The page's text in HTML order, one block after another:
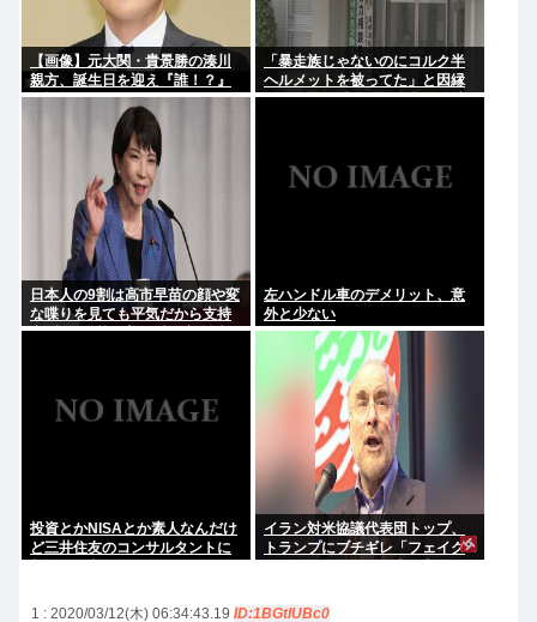
【画像】元大関・貴景勝の湊川
親方、誕生日を迎え『誰！？』
と話題に
「暴走族じゃないのにコルク半
ヘルメットを被ってた」と因縁
つけて暴行 少年らと父親(37)逮
日本人の9割は高市早苗の顔や変
な喋りを見ても平気だから支持
率9割。学校の美術科と音楽科は
左ハンドル車のデメリット、意
外と少ない
投資とかNISAとか素人なんだけ
ど三井住友のコンサルタントに
イラン対米協議代表団トップ、
トランプにブチギレ「フェイク
1 : 2020/03/12(木) 06:34:43.19 ID:1BGtIUBc0